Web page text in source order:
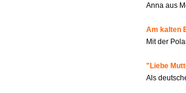
Anna aus
Am kalten
Mit der
"Liebe
Als